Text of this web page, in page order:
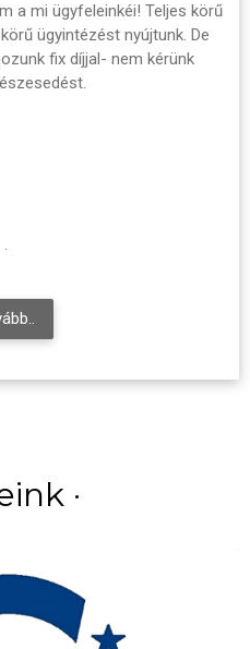
a mi ügyfeleinkéi! Teljes körű
ügyintézést nyújtunk. De
fix díjjal- nem kérünk
.
·